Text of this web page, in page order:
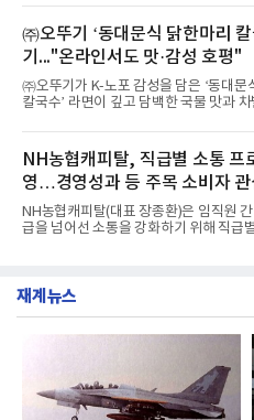
수력원자력, 한국석
떼는 6년 만에 선보이는 8세대 완전변
교한 선과 면을 중심으로 완성한 파격적
과거 중형 세단 수준으로 확대된 차체 제
최고 수준의 안전성 ▲성능과 효율을 동시
행 완성도 ▲첨단 편의 및 디지털 사양 적
글로벌 준중형 세단의 새로운 기준을 세
는 가솔린 2.0과 1.6 하이브리드 두 가지
넘
㈜오뚜기 ‘동대문식 닭한마리 칼
기..."온라인서도 맛·감성 호평"
㈜오뚜기가 K-노포 감성을 담은 ‘동대문
칼국수’ 라면이 깊고 담백한 국물 맛과
혔다.‘동대문식 닭한마리 칼국수’는 예
소비자 호응에 힘입어 지난 7월 13일 첫
단 18일 만에 누적 판매량 50만 개를 돌파
거두었다.이번 신제품은 개발진이 전국
전문점을 직접 찾아 다니며 최적의 육수
했다. 자극적이지 않으면서도 깊은 닭육
개운한 풍미를 더했으며, 국물이 잘 배어
서도
NH농협캐피탈, 직급별 소통 프
영…경영성과 등 주목 소비자 관
NH농협캐피탈(대표 장종환)은 임직원
급을 넘어선 소통을 강화하기 위해 직급
영지원부 홍보팀과 2026년 새로이(e)＊
쳐 진행됐다.참고로 새로이(e)는 NH농
세대들로(과장~계장) 구성된 자율 참여
직문화 혁신과 업무 효율성 향상을 위한
을 추진하며,새로운 변화와 이로운 영향
반에 전파하는 역할
재계뉴스